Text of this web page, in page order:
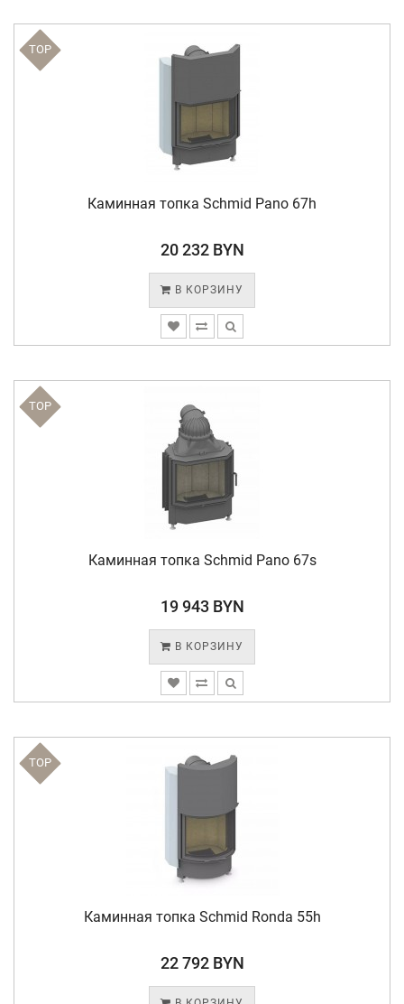
TOP
Каминная топка Schmid Pano 67h
20 232 BYN
В КОРЗИНУ
TOP
Каминная топка Schmid Pano 67s
19 943 BYN
В КОРЗИНУ
TOP
Каминная топка Schmid Ronda 55h
22 792 BYN